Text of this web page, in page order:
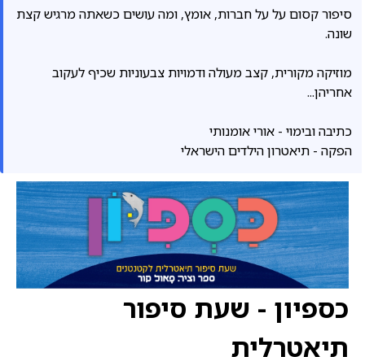
סיפור קסום על על חברות, אומץ, ומה עושים כשאתה מרגיש קצת
שונה.
מוזיקה מקורית, קצב מעולה ודמויות צבעוניות שכיף לעקוב
אחריהן...
כתיבה ובימוי - אורי אומנותי
הפקה - תיאטרון הילדים הישראלי
כספיון - שעת סיפור
תיאטרלית